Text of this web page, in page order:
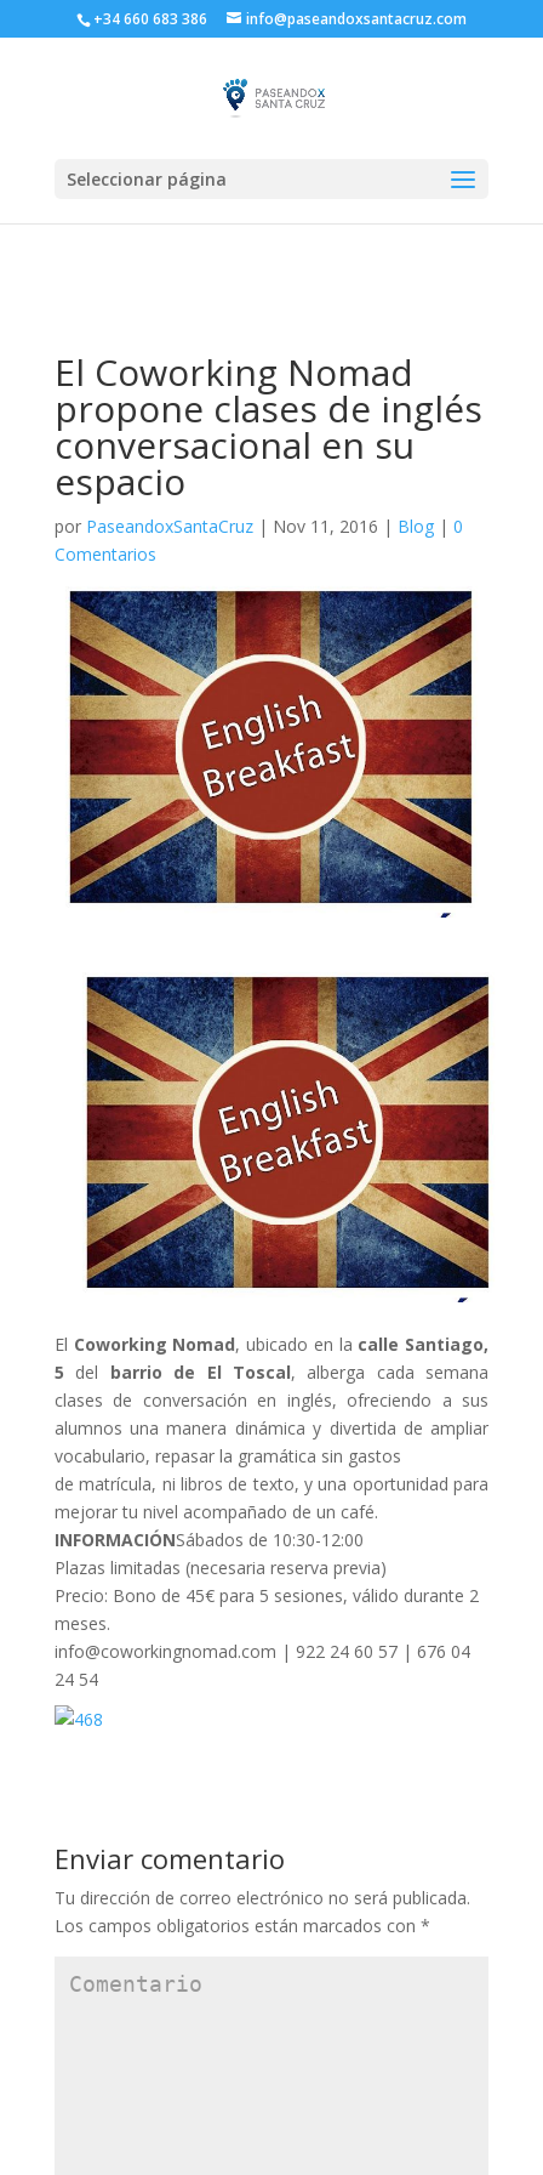
+34 660 683 386 info@paseandoxsantacruz.com
Seleccionar página
El Coworking Nomad
propone clases de inglés
conversacional en su
espacio
por PaseandoxSantaCruz| Nov 11, 2016 | Blog| 0
Comentarios
El Coworking Nomad, ubicado en la calle Santiago,
5 del barrio de El Toscal, alberga cada semana
clases de conversación en inglés, ofreciendo a sus
alumnos una manera dinámica y divertida de ampliar
vocabulario, repasar la gramática sin gastos
de matrícula, ni libros de texto, y una oportunidad para
mejorar tu nivel acompañado de un café.
INFORMACIÓNSábados de 10:30-12:00
Plazas limitadas (necesaria reserva previa)
Precio: Bono de 45€ para 5 sesiones, válido durante 2
meses.
info@coworkingnomad.com | 922 24 60 57 | 676 04
24 54
Enviar comentario
Tu dirección de correo electrónico no será publicada.
Los campos obligatorios están marcados con *